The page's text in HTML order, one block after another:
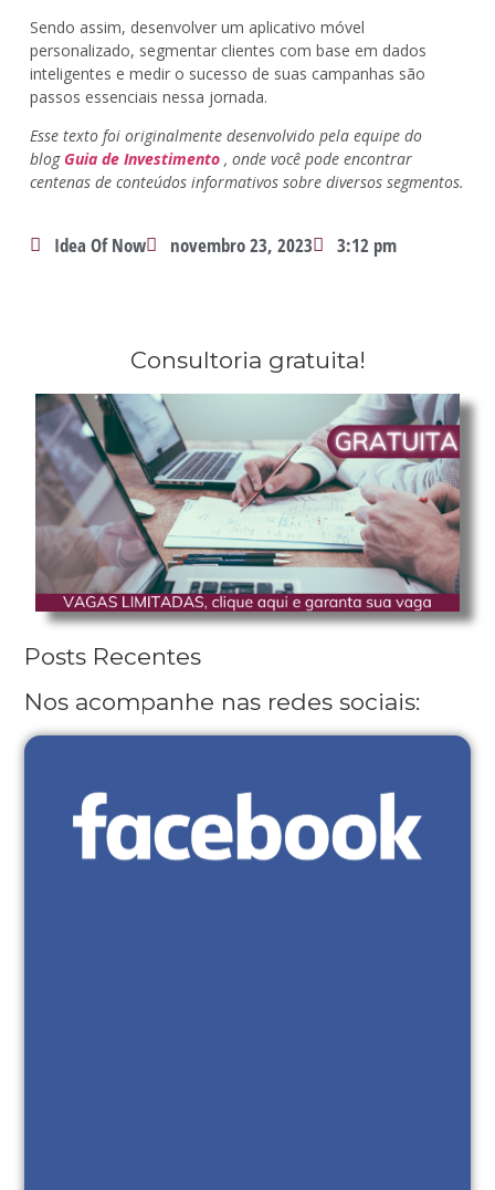
Sendo assim, desenvolver um aplicativo móvel
personalizado, segmentar clientes com base em dados
inteligentes e medir o sucesso de suas campanhas são
passos essenciais nessa jornada.
Esse texto foi originalmente desenvolvido pela equipe do
blog Guia de Investimento , onde você pode encontrar
centenas de conteúdos informativos sobre diversos segmentos.
Idea Of Now novembro 23, 2023 3:12 pm
Consultoria gratuita!
Posts Recentes
Nos acompanhe nas redes sociais: